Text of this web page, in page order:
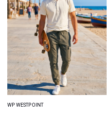
WP WESTPOINT